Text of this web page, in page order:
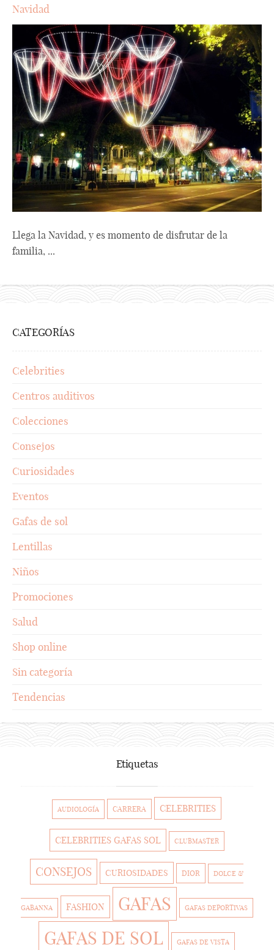
Navidad
Llega la Navidad, y es momento de disfrutar de la
familia, ...
CATEGORÍAS
Celebrities
Centros auditivos
Colecciones
Consejos
Curiosidades
Eventos
Gafas de sol
Lentillas
Niños
Promociones
Salud
Shop online
Sin categoría
Tendencias
Etiquetas
AUDIOLOGÍA CARRERA CELEBRITIES
CELEBRITIES GAFAS SOL CLUBMASTER
CONSEJOS CURIOSIDADES DIOR DOLCE &
GABANNA FASHION GAFAS GAFAS DEPORTIVAS
GAFAS DE SOL GAFAS DE VISTA